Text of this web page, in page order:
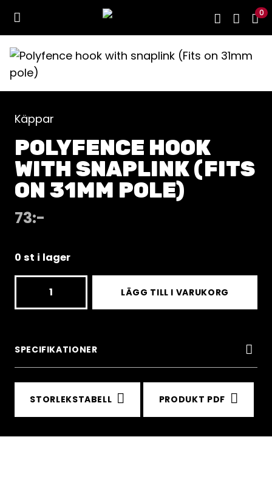
0
Käppar
POLYFENCE HOOK
WITH SNAPLINK (FITS
ON 31MM POLE)
73:-
0 st i lager
on
31mm
pole)
mängd
LÄGG TILL I VARUKORG
SPECIFIKATIONER
STORLEKSTABELL PRODUKT PDF